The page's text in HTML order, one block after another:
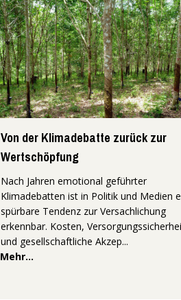
Von der Klimadebatte zurück zur
Wertschöpfung
Nach Jahren emotional geführter
Klimadebatten ist in Politik und Medien
spürbare Tendenz zur Versachlichung
erkennbar. Kosten,
und gesellschaftliche Akzep...
Mehr...